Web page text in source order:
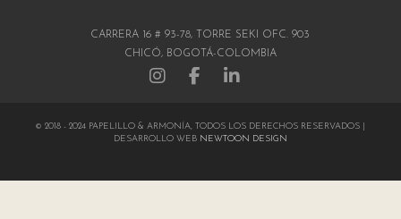
CARRERA 16 # 93-78, TORRE SEKI OFC. 903
CHICÓ, BOGOTÁ-COLOMBIA
© 2018 - 2024 PAPELILLO & ARMONÍA, TODOS LOS DERECHOS RESERVADOS |
DESARROLLO WEB NEWTOON DESIGN